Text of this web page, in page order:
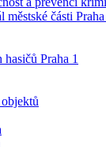
městské části Praha
Praha 1